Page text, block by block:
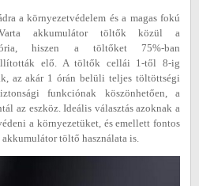
a környezetvédelem és a magas fokú
akkumulátor töltők közül a
hiszen a töltőket 75%-ban
elő. A töltők cellái 1-től 8-ig
az akár 1 órán belüli teljes töltöttségi
funkciónak köszönhetően, a
az eszköz. Ideális választás azoknak a
a környezetüket, és emellett fontos
töltő használata is.